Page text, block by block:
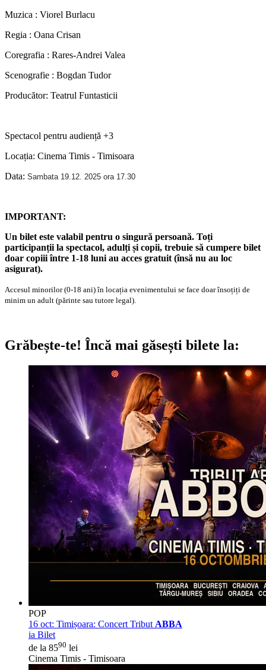
Muzica : Viorel Burlacu
Regia : Oana Crisan
Coregrafia : Rares-Andrei Valea
Scenografie : Bogdan Tudor
Producător: Teatrul Funtasticii
Spectacol pentru audiență +3
Locația: Cinema Timis - Timisoara
Data: Sambata 19.12. 2025 ora 17.30
IMPORTANT:
Un bilet este valabil pentru o singură persoană. Toți
participanții la spectacol, adulți și copii, trebuie să cumpere bilet
doar copiii între 1-18 luni au acces gratuit (însă nu au loc
asigurat).
Accesul minorilor (0-18 ani) în locația evenimentului se face doar însoțiți de
minim un adult (părinte sau tutore legal).
Grăbește-te! Încă mai găsești bilete la:
POP
16 oct: Timișoara: Concert Tribut ABBA
ia Bilet
de la 8590 lei
Cinema Timis - Timisoara